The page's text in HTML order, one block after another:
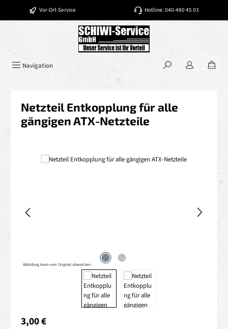
Zum Hauptinhalt springen
Vor-Ort-Service Hotline: 040-480 45 03
Navigation
Netzteil Entkopplung für alle
gängigen ATX-Netzteile
Bildergalerie überspringen
Abbildung kann vom Original abweichen
Regulärer Preis:
3,00 €